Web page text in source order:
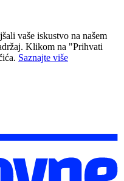
vaše iskustvo na našem
Klikom na "Prihvati
Saznajte više